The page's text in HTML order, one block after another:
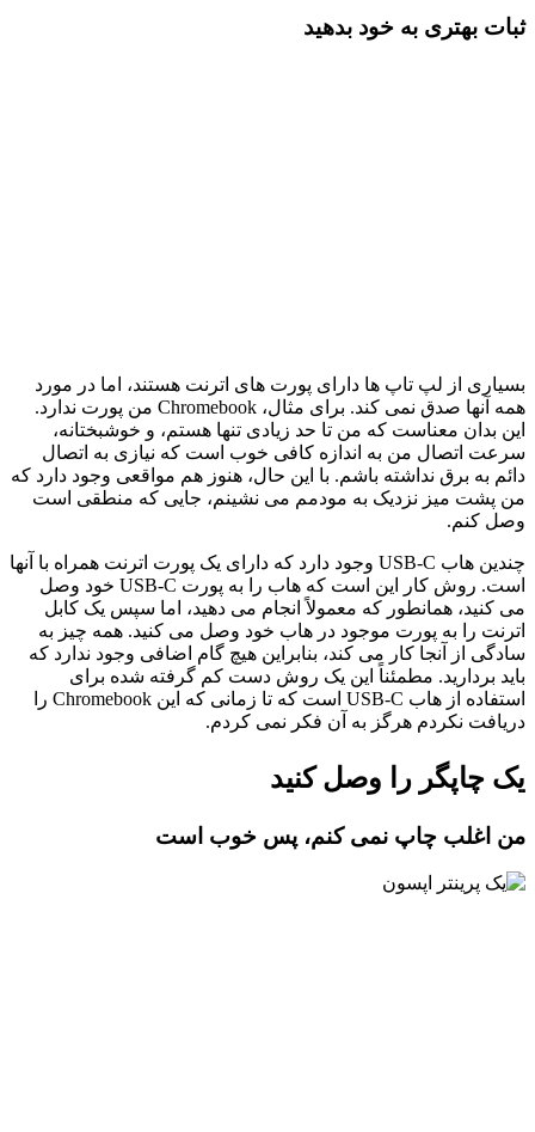
ثبات بهتری به خود بدهید
بسیاری از لپ تاپ ها دارای پورت های اترنت هستند، اما در مورد
همه آنها صدق نمی کند. برای مثال، Chromebook من پورت ندارد.
این بدان معناست که من تا حد زیادی تنها هستم، و خوشبختانه،
سرعت اتصال من به اندازه کافی خوب است که نیازی به اتصال
دائم به برق نداشته باشم. با این حال، هنوز هم مواقعی وجود دارد که
من پشت میز نزدیک به مودمم می نشینم، جایی که منطقی است
وصل کنم.
چندین هاب USB-C وجود دارد که دارای یک پورت اترنت همراه با آنها
است. روش کار این است که هاب را به پورت USB-C خود وصل
می کنید، همانطور که معمولاً انجام می دهید، اما سپس یک کابل
اترنت را به پورت موجود در هاب خود وصل می کنید. همه چیز به
سادگی از آنجا کار می کند، بنابراین هیچ گام اضافی وجود ندارد که
باید بردارید. مطمئناً این یک روش دست کم گرفته شده برای
استفاده از هاب USB-C است که تا زمانی که این Chromebook را
دریافت نکردم هرگز به آن فکر نمی کردم.
یک چاپگر را وصل کنید
من اغلب چاپ نمی کنم، پس خوب است